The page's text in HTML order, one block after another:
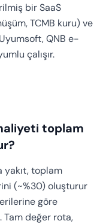
bir SaaS
TCMB kuru) ve
QNB e-
çalışır.
toplam
yakıt, toplam
(~%30) oluşturur
göre
Tam değer rota,